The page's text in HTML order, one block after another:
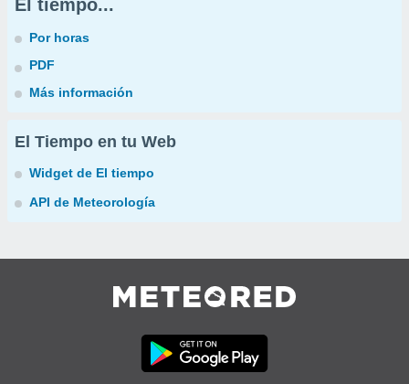
El tiempo...
Por horas
PDF
Más información
El Tiempo en tu Web
Widget de El tiempo
API de Meteorología